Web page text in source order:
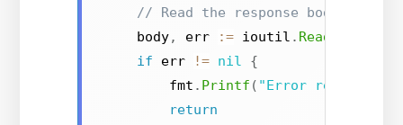
// Read the response body
    body
, err := ioutil . ReadAll
if err != nil
{
        fmt
. Printf ( "Error reading
return